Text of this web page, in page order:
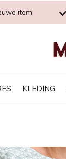
KLEDING
item